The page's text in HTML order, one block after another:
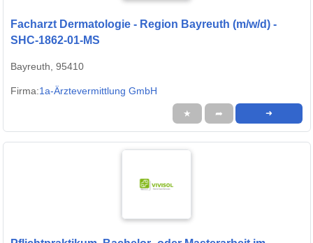
Facharzt Dermatologie - Region Bayreuth (m/w/d) -
SHC-1862-01-MS
Bayreuth, 95410
Firma:1a-Ärztevermittlung GmbH
★ ➦ ➜